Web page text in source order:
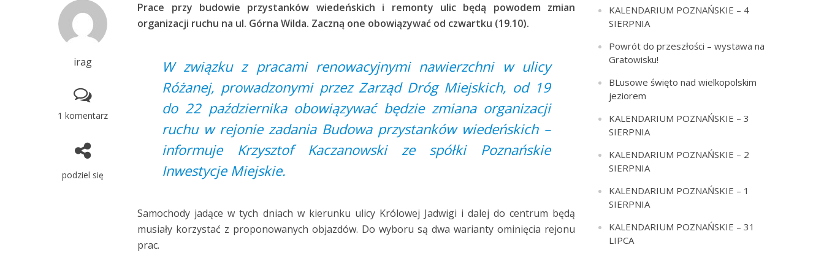
irag
1 komentarz
podziel się
Prace przy budowie przystanków wiedeńskich i remonty ulic będą powodem zmian
organizacji ruchu na ul. Górna Wilda. Zaczną one obowiązywać od czwartku (19.10).
W związku z pracami renowacyjnymi nawierzchni w ulicy
Różanej, prowadzonymi przez Zarząd Dróg Miejskich, od 19
do 22 października obowiązywać będzie zmiana organizacji
ruchu w rejonie zadania Budowa przystanków wiedeńskich –
informuje Krzysztof Kaczanowski ze spółki Poznańskie
Inwestycje Miejskie.
Samochody jadące w tych dniach w kierunku ulicy Królowej Jadwigi i dalej do centrum będą
musiały korzystać z proponowanych objazdów. Do wyboru są dwa warianty ominięcia rejonu
prac.
KALENDARIUM POZNAŃSKIE – 4
SIERPNIA
Powrót do przeszłości – wystawa na
Gratowisku!
BLusowe święto nad wielkopolskim
jeziorem
KALENDARIUM POZNAŃSKIE – 3
SIERPNIA
KALENDARIUM POZNAŃSKIE – 2
SIERPNIA
KALENDARIUM POZNAŃSKIE – 1
SIERPNIA
KALENDARIUM POZNAŃSKIE – 31
LIPCA